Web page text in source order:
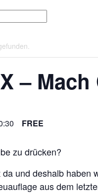
– Mach
FREE
zu drücken?
und deshalb haben
aus dem